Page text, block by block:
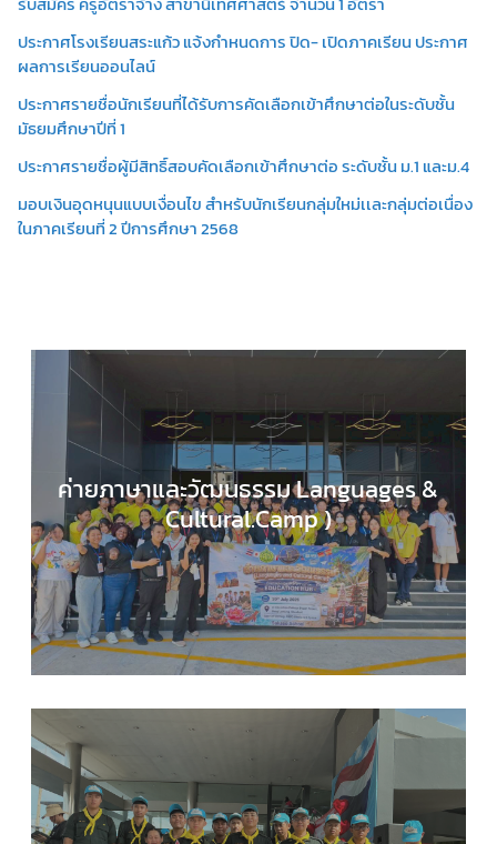
ประกาศโรงเรียนสระแก้ว แจ้งกำหนดการ ปิด- เปิดภาคเรียน ประกาศ
ผลการเรียนออนไลน์
ประกาศรายชื่อนักเรียนที่ได้รับการคัดเลือกเข้าศึกษาต่อในระดับชั้น
มัธยมศึกษาปีที่ 1
ประกาศรายชื่อผู้มีสิทธิ์สอบคัดเลือกเข้าศึกษาต่อ ระดับชั้น ม.1 และม.4
มอบเงินอุดหนุนแบบเงื่อนไข สำหรับนักเรียนกลุ่มใหม่เเละกลุ่มต่อเนื่อง
ในภาคเรียนที่ 2 ปีการศึกษา 2568
ค่ายภาษาและวัฒนธรรม Languages &
Cultural.Camp )
EDUCATION HUB, กลุ่มสาระการเรียนรู้ภาษาต่างปร
กิจกรรมของเรา , กิจกรรมนักเรียน, ข่าวประชาสัมพัน